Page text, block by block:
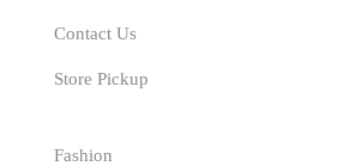
Contact Us
Store Pickup
Fashion